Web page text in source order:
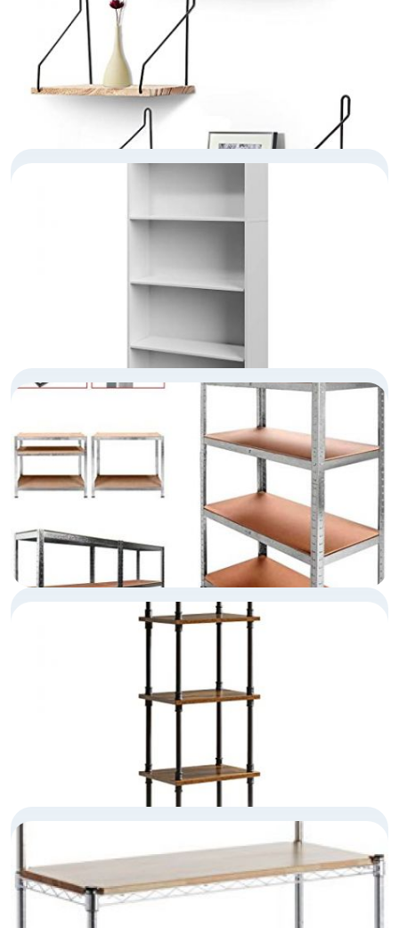
ESTANTERÍA BAÑO
ESTANTERÍA PARED
ESTANTERÍA BLANCA
ESTANTERÍA METÁLICA
ESTANTERÍA MADERA